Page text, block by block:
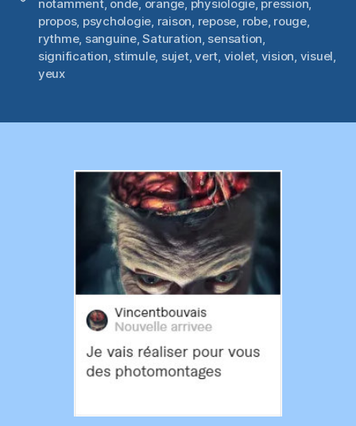
notamment, onde, orange, physiologie, pression,
propos, psychologie, raison, repose, robe, rouge,
rythme, sanguine,Saturation, sensation,
signification, stimule, sujet,vert, violet, vision, visuel,
yeux